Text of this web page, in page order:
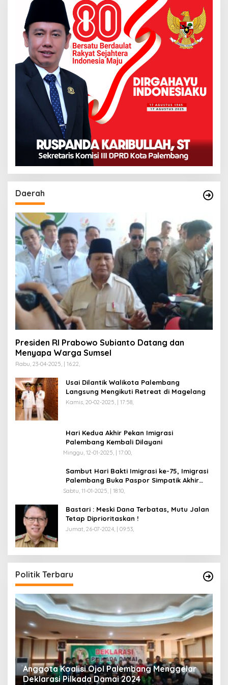
Daerah
Presiden RI Prabowo Subianto Datang dan
Menyapa Warga Sumsel
Rabu, 23-04-2025, | 16:22,
Usai Dilantik Walikota Palembang
Langsung Mengikuti Retreat di Magelang
Kamis, 20-02-2025, | 17:58,
Hari Kedua Akhir Pekan Imigrasi
Palembang Kembali Dilayani
Minggu, 12-01-2025, | 17:00,
Sambut Hari Bakti Imigrasi ke-75, Imigrasi
Palembang Buka Paspor Simpatik Akhir
Pekan
Sabtu, 11-01-2025, | 18:10,
Bastari : Meski Dana Terbatas, Mutu Jalan
Tetap Diprioritaskan !
Jumat, 26-07-2024, | 09:53,
Politik Terbaru
Anggota Koalisi Ojol Palembang Menggelar
Deklarasi Pilkada Damai 2024